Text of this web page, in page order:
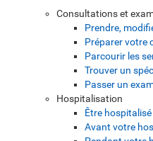
Consultations et
Prendre,
Préparer votre
Parcourir les
Trouver un
Passer un
Hospitalisation
Être
Avant votre